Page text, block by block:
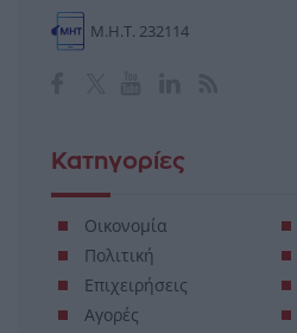
Μ.Η.Τ. 232114
Κατηγορίες
Οικονομία
Πολιτική
Επιχειρήσεις
Αγορές